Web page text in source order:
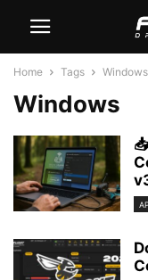
Home Tags Windows
Windows